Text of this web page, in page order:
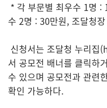
* 각 부문별 최우수 1명 :
수 2명 : 30만원, 조달청
신청서는 조달청 누리
서 공모전 배너를 클릭하
수 있으며 공모전과 관련
확인 가능하다.